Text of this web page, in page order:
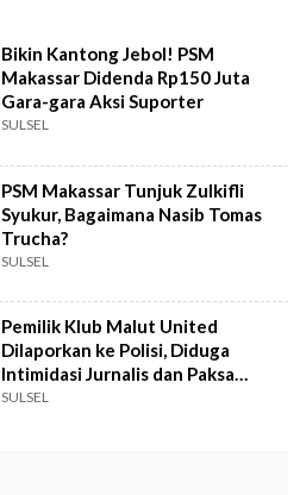
Bikin Kantong Jebol! PSM
Makassar Didenda Rp150 Juta
Gara-gara Aksi Suporter
SULSEL
PSM Makassar Tunjuk Zulkifli
Syukur, Bagaimana Nasib Tomas
Trucha?
SULSEL
Pemilik Klub Malut United
Dilaporkan ke Polisi, Diduga
Intimidasi Jurnalis dan Paksa
Hapus Rekaman
SULSEL